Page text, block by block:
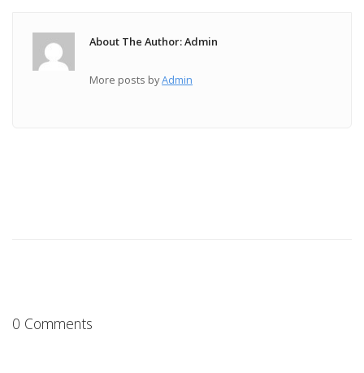
About The Author: Admin
More posts byAdmin
0 Comments